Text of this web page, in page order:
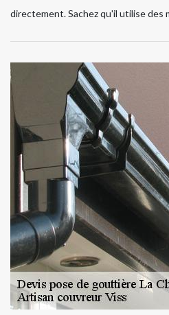
directement. Sachez qu'il utilise des